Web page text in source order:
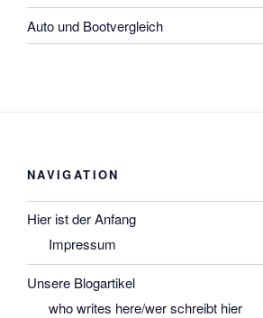
Auto und Bootvergleich
NAVIGATION
Hier ist der Anfang
Impressum
Unsere Blogartikel
who writes here/wer schreibt hier